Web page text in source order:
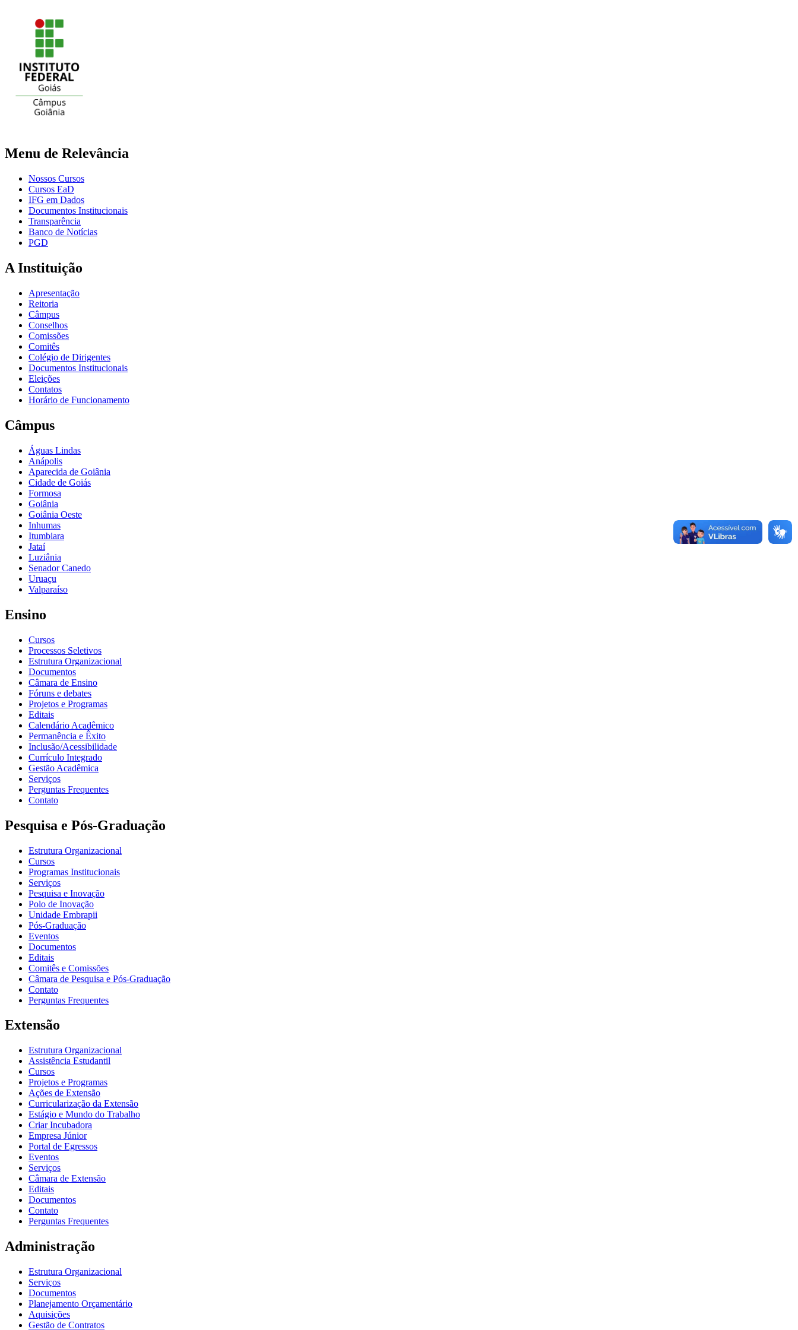
Menu de Relevância
Nossos Cursos
Cursos EaD
IFG em Dados
Documentos Institucionais
Transparência
Banco de Notícias
PGD
A Instituição
Apresentação
Reitoria
Câmpus
Conselhos
Comissões
Comitês
Colégio de Dirigentes
Documentos Institucionais
Eleições
Contatos
Horário de Funcionamento
Câmpus
Águas Lindas
Anápolis
Aparecida de Goiânia
Cidade de Goiás
Formosa
Goiânia
Goiânia Oeste
Inhumas
Itumbiara
Jataí
Luziânia
Senador Canedo
Uruaçu
Valparaíso
Ensino
Cursos
Processos Seletivos
Estrutura Organizacional
Documentos
Câmara de Ensino
Fóruns e debates
Projetos e Programas
Editais
Calendário Acadêmico
Permanência e Êxito
Inclusão/Acessibilidade
Currículo Integrado
Gestão Acadêmica
Serviços
Perguntas Frequentes
Contato
Pesquisa e Pós-Graduação
Estrutura Organizacional
Cursos
Programas Institucionais
Serviços
Pesquisa e Inovação
Polo de Inovação
Unidade Embrapii
Pós-Graduação
Eventos
Documentos
Editais
Comitês e Comissões
Câmara de Pesquisa e Pós-Graduação
Contato
Perguntas Frequentes
Extensão
Estrutura Organizacional
Assistência Estudantil
Cursos
Projetos e Programas
Ações de Extensão
Curricularização da Extensão
Estágio e Mundo do Trabalho
Criar Incubadora
Empresa Júnior
Portal de Egressos
Eventos
Serviços
Câmara de Extensão
Editais
Documentos
Contato
Perguntas Frequentes
Administração
Estrutura Organizacional
Serviços
Documentos
Planejamento Orçamentário
Aquisições
Gestão de Contratos